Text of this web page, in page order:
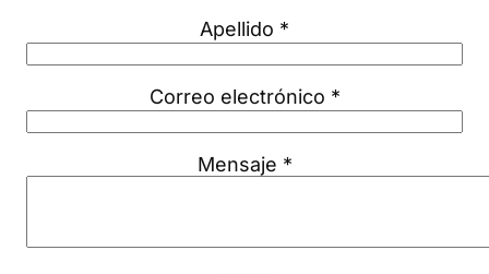
Apellido *
Correo electrónico *
Mensaje *